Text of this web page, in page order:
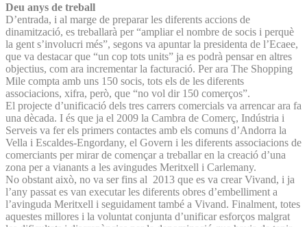
Deu anys de treball
D’entrada, i al marge de preparar les diferents accions de
dinamització, es treballarà per “ampliar el nombre de socis i perquè
la gent s’involucri més”, segons va apuntar la presidenta de l’Ecaee,
que va destacar que “un cop tots units” ja es podrà pensar en altres
objectius, com ara incrementar la facturació. Per ara The Shopping
Mile compta amb uns 150 socis, tots els de les diferents
associacions, xifra, però, que “no vol dir 150 comerços”.
El projecte d’unificació dels tres carrers comercials va arrencar ara fa
una dècada. I és que ja el 2009 la Cambra de Comerç, Indústria i
Serveis va fer els primers contactes amb els comuns d’Andorra la
Vella i Escaldes-Engordany, el Govern i les diferents associacions de
comerciants per mirar de començar a treballar en la creació d’una
zona per a vianants a les avingudes Meritxell i Carlemany.
No obstant això, no va ser fins al 2013 que es va crear Vivand, i ja
l’any passat es van executar les diferents obres d’embelliment a
l’avinguda Meritxell i seguidament també a Vivand. Finalment, totes
aquestes millores i la voluntat conjunta d’unificar esforços malgrat